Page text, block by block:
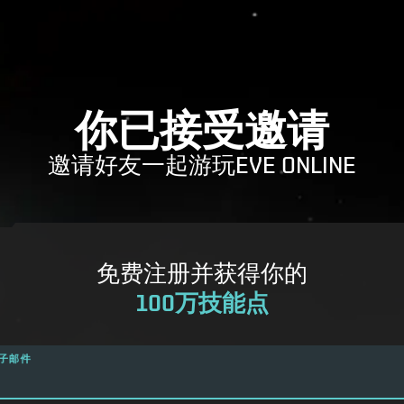
你已接受邀请
邀请好友一起游玩EVE ONLINE
免费注册并获得你的
100万技能点
邮件